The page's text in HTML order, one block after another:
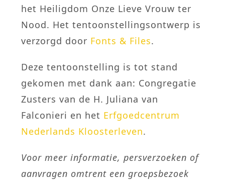
het Heiligdom Onze Lieve Vrouw ter
Nood. Het tentoonstellingsontwerp is
verzorgd door Fonts & Files.
Deze tentoonstelling is tot stand
gekomen met dank aan: Congregatie
Zusters van de H. Juliana van
Falconieri en het Erfgoedcentrum
Nederlands Kloosterleven.
Voor meer informatie, persverzoeken of
aanvragen omtrent een groepsbezoek